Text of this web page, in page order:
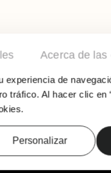
Acerca de las
experiencia de
tráfico. Al hacer clic en
Personalizar
16:00 / 18:00
nueva aventura llena
unas emociones
cómo gestionar.
mundo tiene nervios:
del espectáculo.